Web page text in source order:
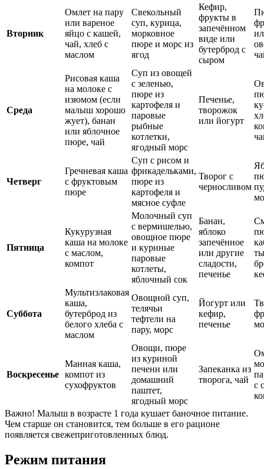
Вторник
Омлет на пару
или вареное
яйцо с кашей,
чай, хлеб с
маслом
Свекольный
суп, курица,
морковное
пюре и морс из
ягод
Кефир,
фрукты в
запечённом
виде или
бутерброд с
сыром
Среда
Рисовая каша
на молоке с
изюмом (если
малыш хорошо
жует), банан
или яблочное
пюре, чай
Суп из овощей
с зеленью,
пюре из
картофеля и
паровые
рыбные
котлетки,
ягодный морс
Печенье,
творожок
или йогурт
Четверг
Гречневая каша
с фруктовым
пюре
Суп с рисом и
фрикадельками,
пюре из
картофеля и
мясное суфле
Творог с
черносливом
Пятница
Кукурузная
каша на молоке
с маслом,
компот
Молочный суп
с вермишелью,
овощное пюре
и куриные
паровые
котлеты,
яблочный сок
Банан,
яблоко
запечённое
или другие
сладости,
печенье
Суббота
Мультизлаковая
каша,
бутерброд из
белого хлеба с
маслом
Овощной суп,
телячьи
тефтели на
пару, морс
Йогурт или
кефир,
печенье
Воскресенье
Манная каша,
компот из
сухофруктов
Овощи, пюре
из куриной
печени или
домашний
паштет,
ягодный морс
Запеканка из
творога, чай
с
Важно! Малыш в возрасте 1 года кушает баночное питание.
Чем старше он становится, тем больше в его рационе
появляется свежеприготовленных блюд.
Режим питания